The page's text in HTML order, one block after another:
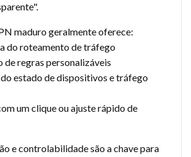
maduro geralmente oferece:
do roteamento de tráfego
de regras personalizáveis
estado de dispositivos e tráfego
um clique ou ajuste rápido de
e controlabilidade são a chave para